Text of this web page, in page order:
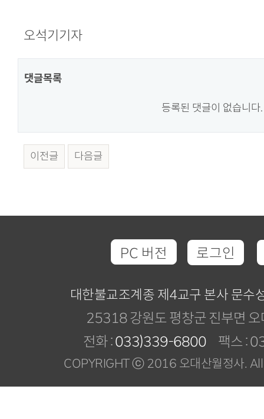
오석기기자
댓글목록
등록된 댓글이 없습니다.
이전글 다음글
PC 버전 로그인
대한불교조계종 제4교구 본사 문수
25318 강원도 평창군 진부면
전화 :033)339-6800 팩스 :
COPYRIGHT ⓒ 2016 오대산월정사.